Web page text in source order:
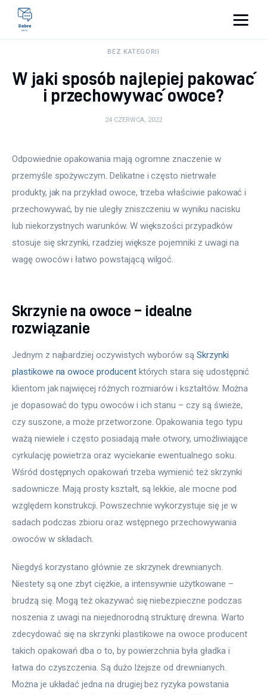
Lifestyle
Uroda
Więcej
BEZ KATEGORII
W jaki sposób najlepiej pakować
i przechowywać owoce?
24 CZERWCA, 2022
Odpowiednie opakowania mają ogromne znaczenie w
przemyśle spożywczym. Delikatne i często nietrwałe
produkty, jak na przykład owoce, trzeba właściwie pakować i
przechowywać, by nie uległy zniszczeniu w wyniku nacisku
lub niekorzystnych warunków. W większości przypadków
stosuje się skrzynki, rzadziej większe pojemniki z uwagi na
wagę owoców i łatwo powstającą wilgoć.
Skrzynie na owoce – idealne
rozwiązanie
Jednym z najbardziej oczywistych wyborów są Skrzynki
plastikowe na owoce producent których stara się udostępnić
klientom jak najwięcej różnych rozmiarów i kształtów. Można
je dopasować do typu owoców i ich stanu – czy są świeże,
czy suszone, a może przetworzone. Opakowania tego typu
ważą niewiele i często posiadają małe otwory, umożliwiające
cyrkulację powietrza oraz wyciekanie ewentualnego soku.
Wśród dostępnych opakowań trzeba wymienić też skrzynki
sadownicze. Mają prosty kształt, są lekkie, ale mocne pod
względem konstrukcji. Powszechnie wykorzystuje się je w
sadach podczas zbioru oraz wstępnego przechowywania
owoców w składach.
Niegdyś korzystano głównie ze skrzynek drewnianych.
Niestety są one zbyt ciężkie, a intensywnie użytkowane –
brudzą się. Mogą też okazywać się niebezpieczne podczas
noszenia z uwagi na niejednorodną strukturę drewna. Warto
zdecydować się na skrzynki plastikowe na owoce producent
takich opakowań dba o to, by powierzchnia była gładka i
łatwa do czyszczenia. Są dużo lżejsze od drewnianych.
Można je układać jedna na drugiej bez ryzyka powstania